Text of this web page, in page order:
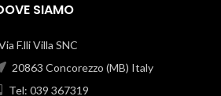
SIAMO
F.lli Villa SNC
20863 Concorezzo (MB) Italy
Tel: 039 367319